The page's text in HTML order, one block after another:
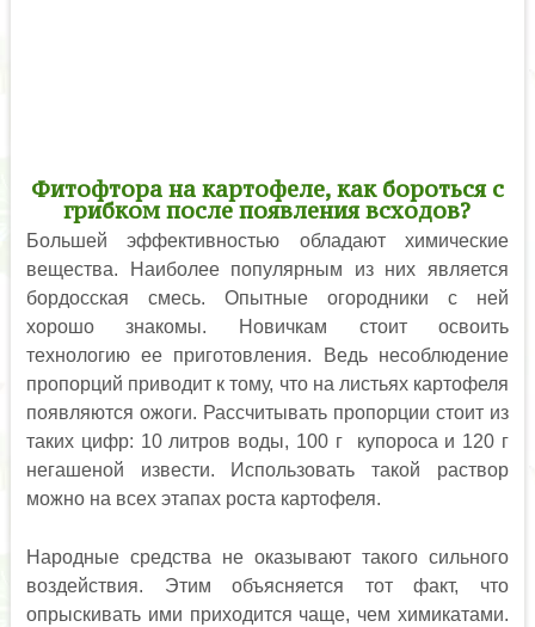
Фитофтора на картофеле, как бороться с
грибком после появления всходов?
Большей эффективностью обладают химические
вещества. Наиболее популярным из них является
бордосская смесь. Опытные огородники с ней
хорошо знакомы. Новичкам стоит освоить
технологию ее приготовления. Ведь несоблюдение
пропорций приводит к тому, что на листьях картофеля
появляются ожоги. Рассчитывать пропорции стоит из
таких цифр: 10 литров воды, 100 г купороса и 120 г
негашеной извести. Использовать такой раствор
можно на всех этапах роста картофеля.
Народные средства не оказывают такого сильного
воздействия. Этим объясняется тот факт, что
опрыскивать ими приходится чаще, чем химикатами.